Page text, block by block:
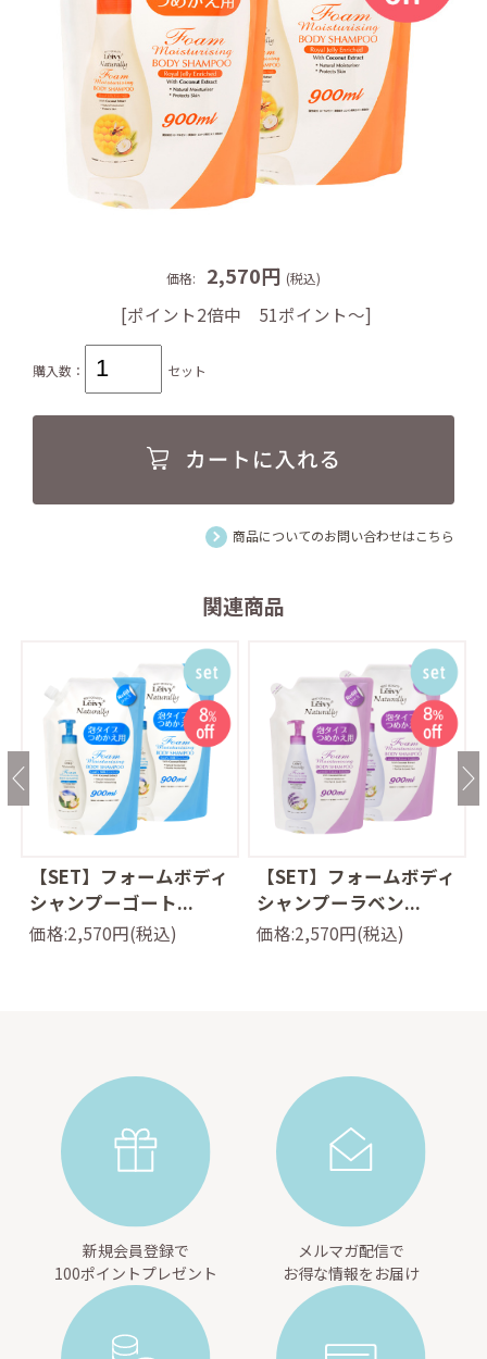
価格: 2,570円 (税込)
[ポイント2倍中 51ポイント～]
購入数： セット
商品についてのお問い合わせはこちら
関連商品
【SET】フォームボディ
シャンプーゴート...
価格:2,570円(税込)
【SET】フォームボディ
シャンプーラベン...
価格:2,570円(税込)
新規会員登録で
100ポイントプレゼント
メルマガ配信で
お得な情報をお届け